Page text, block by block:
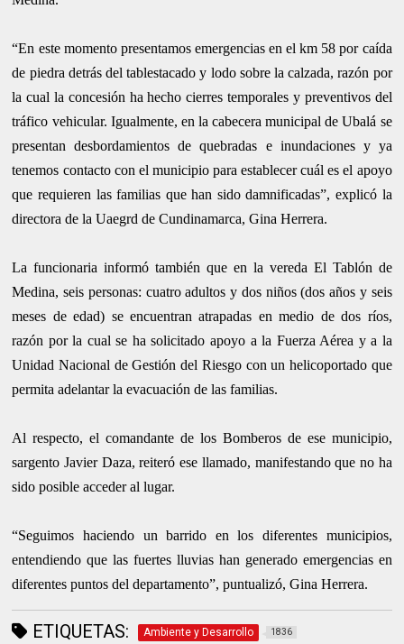
“En este momento presentamos emergencias en el km 58 por caída
de piedra detrás del tablestacado y lodo sobre la calzada, razón por
la cual la concesión ha hecho cierres temporales y preventivos del
tráfico vehicular. Igualmente, en la cabecera municipal de Ubalá se
presentan desbordamientos de quebradas e inundaciones y ya
tenemos contacto con el municipio para establecer cuál es el apoyo
que requieren las familias que han sido damnificadas”, explicó la
directora de la Uaegrd de Cundinamarca, Gina Herrera.
La funcionaria informó también que en la vereda El Tablón de
Medina, seis personas: cuatro adultos y dos niños (dos años y seis
meses de edad) se encuentran atrapadas en medio de dos ríos,
razón por la cual se ha solicitado apoyo a la Fuerza Aérea y a la
Unidad Nacional de Gestión del Riesgo con un helicoportado que
permita adelantar la evacuación de las familias.
Al respecto, el comandante de los Bomberos de ese municipio,
sargento Javier Daza, reiteró ese llamado, manifestando que no ha
sido posible acceder al lugar.
“Seguimos haciendo un barrido en los diferentes municipios,
entendiendo que las fuertes lluvias han generado emergencias en
diferentes puntos del departamento”, puntualizó, Gina Herrera.
ETIQUETAS: Ambiente y Desarrollo 1836